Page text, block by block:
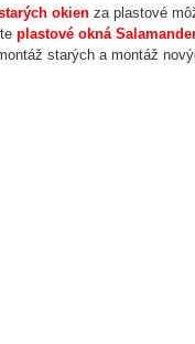
okienza plastové
plastové okná
starých a montáž